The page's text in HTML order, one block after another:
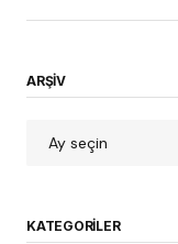
ARŞİV
KATEGORILER